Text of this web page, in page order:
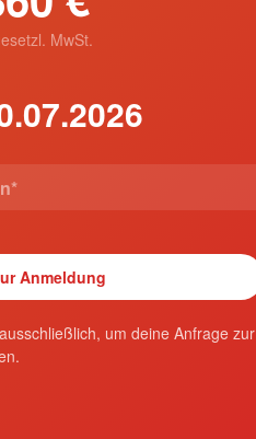
MwSt.
um deine Anfrage zur